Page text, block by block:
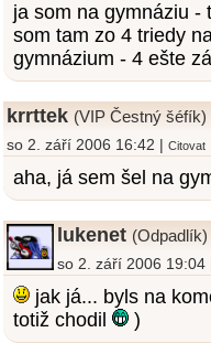
ja som na gymnáziu -
som tam zo 4 triedy
gymnázium - 4 ešte
krrttek (VIP Čestný šéfík)
so 2. září 2006 16:42 | Citovat
aha, já sem šel na
lukenet (Odpadlík)
so 2. září 2006
jak já... byls na
totiž chodil
)